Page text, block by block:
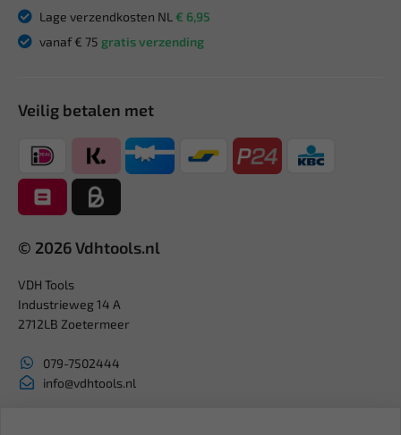
Lage verzendkosten NL € 6,95
vanaf € 75 gratis verzending
Veilig betalen met
© 2026 Vdhtools.nl
VDH Tools
Industrieweg 14 A
2712LB Zoetermeer
079-7502444
info@vdhtools.nl